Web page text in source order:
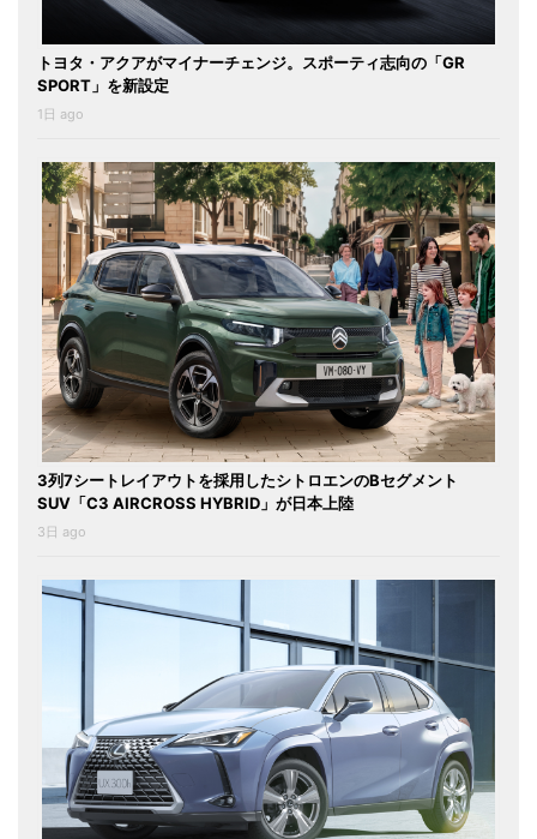
トヨタ・アクアがマイナーチェンジ。スポーティ志向の「GR
SPORT」を新設定
1日 ago
3列7シートレイアウトを採用したシトロエンのBセグメント
SUV「C3 AIRCROSS HYBRID」が日本上陸
3日 ago